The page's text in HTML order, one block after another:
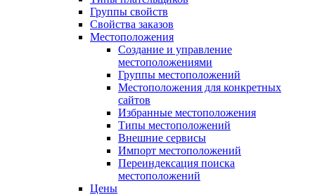
Группы свойств
Свойства заказов
Местоположения
Создание и управление
местоположениями
Группы местоположений
Местоположения для конкретных
сайтов
Избранные местоположения
Типы местоположений
Внешние сервисы
Импорт местоположений
Переиндексация поиска
местоположений
Цены